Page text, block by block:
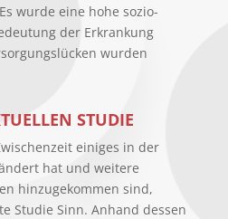
wurde eine hohe sozio-
der Erkrankung
wurden
STUDIE
einiges in der
hat und weitere
hinzugekommen sind,
Studie Sinn. Anhand dessen